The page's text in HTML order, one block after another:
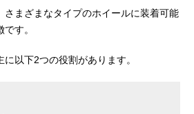
さまざまなタイプのホイールに装着可能
す。
以下2つの役割があります。